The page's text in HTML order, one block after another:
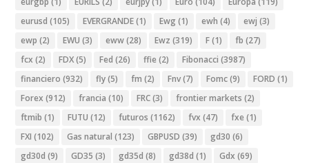
eurusd (105) EVERGRANDE(1) Ewg (1) ewh (4) ewj (3)
ewp (2) EWU (3) eww(28) Ewz (319) F(1) fb (27)
fcx (2) FDX(5) Fed (26) ffie (2) Fibonacci (3987)
financiero (932) fly(5) fm (2) Fnv(7) Fomc(9) FORD (1)
Forex (912) francia (10) FRC(3) frontier markets (2)
ftmib (1) FUTU (12) futuros (1162) fvx (47) fxe (1)
FXI (102) Gas natural (123) GBPUSD (39) gd30 (6)
gd30d (9) GD35 (3) gd35d (8) gd38d (1) Gdx (69)